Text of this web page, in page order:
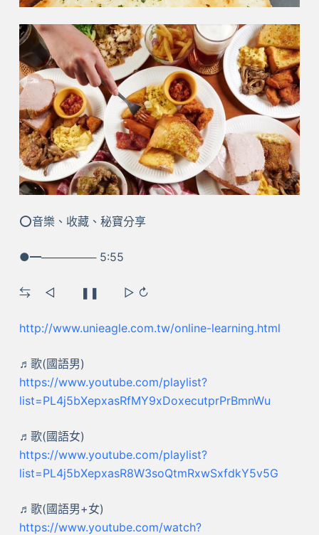
⭕音樂、收藏、秘寶分享
●━─────── 5:55
⇆ ㅤ◁ ㅤㅤ❚❚ ㅤㅤ▷ ↻
http://www.unieagle.com.tw/online-learning.html
♬歌(國語男)
https://www.youtube.com/playlist?
list=PL4j5bXepxasRfMY9xDoxecutprPrBmnWu
♬歌(國語女)
https://www.youtube.com/playlist?
list=PL4j5bXepxasR8W3soQtmRxwSxfdkY5v5G
♬歌(國語男+女)
https://www.youtube.com/watch?